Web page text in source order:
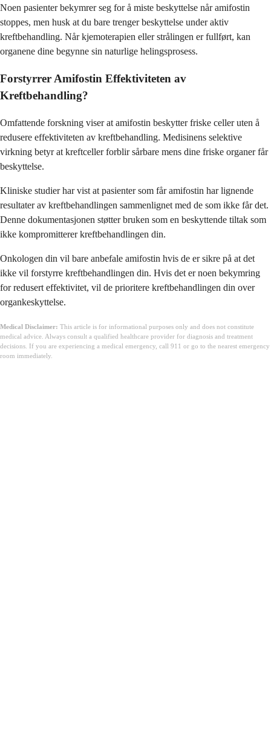
Noen pasienter bekymrer seg for å miste beskyttelse når amifostin
stoppes, men husk at du bare trenger beskyttelse under aktiv
kreftbehandling. Når kjemoterapien eller strålingen er fullført, kan
organene dine begynne sin naturlige helingsprosess.
Forstyrrer Amifostin Effektiviteten av
Kreftbehandling?
Omfattende forskning viser at amifostin beskytter friske celler uten å
redusere effektiviteten av kreftbehandling. Medisinens selektive
virkning betyr at kreftceller forblir sårbare mens dine friske organer får
beskyttelse.
Kliniske studier har vist at pasienter som får amifostin har lignende
resultater av kreftbehandlingen sammenlignet med de som ikke får det.
Denne dokumentasjonen støtter bruken som en beskyttende tiltak som
ikke kompromitterer kreftbehandlingen din.
Onkologen din vil bare anbefale amifostin hvis de er sikre på at det
ikke vil forstyrre kreftbehandlingen din. Hvis det er noen bekymring
for redusert effektivitet, vil de prioritere kreftbehandlingen din over
organkeskyttelse.
Medical Disclaimer: This article is for informational purposes only and does not constitute
medical advice. Always consult a qualified healthcare provider for diagnosis and treatment
decisions. If you are experiencing a medical emergency, call 911 or go to the nearest emergency
room immediately.